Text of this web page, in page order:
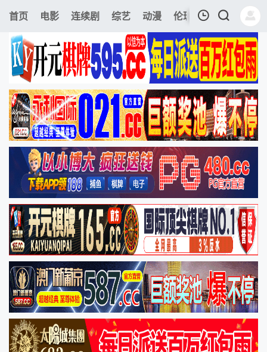
首页 电影 连续剧 综艺 动漫 伦理片 今日更新
我的观影记录
暂无观看影片的记录